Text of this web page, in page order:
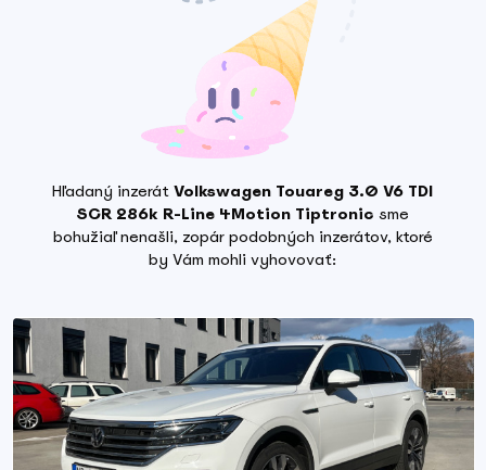
Hľadaný inzerát Volkswagen Touareg 3.0 V6 TDI
SCR 286k R-Line 4Motion Tiptronic sme
bohužiaľ nenašli, zopár podobných inzerátov, ktoré
by Vám mohli vyhovovať: